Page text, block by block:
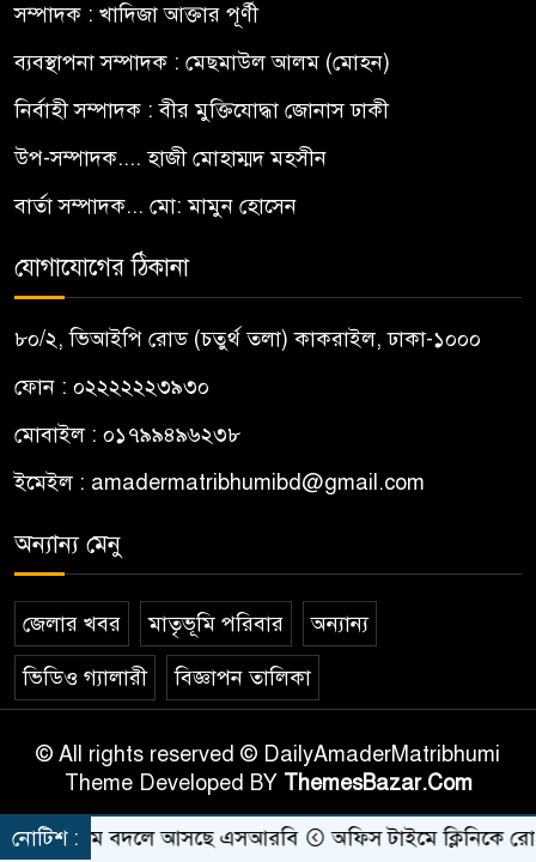
সম্পাদক : খাদিজা আক্তার পূর্ণী
ব্যবস্থাপনা সম্পাদক : মেছমাউল আলম (মোহন)
নির্বাহী সম্পাদক : বীর মুক্তিযোদ্ধা জোনাস ঢাকী
উপ-সম্পাদক.... হাজী মোহাম্মদ মহসীন
বার্তা সম্পাদক... মো: মামুন হোসেন
যোগাযোগের ঠিকানা
৮০/২, ভিআইপি রোড (চতুর্থ তলা) কাকরাইল, ঢাকা-১০০০
ফোন : ০২২২২২২৩৯৩০
মোবাইল : ০১৭৯৯৪৯৬২৩৮
ইমেইল : amadermatribhumibd@gmail.com
অন্যান্য মেনু
জেলার খবর মাতৃভূমি পরিবার অন্যান্য
ভিডিও গ্যালারী বিজ্ঞাপন তালিকা
© All rights reserved © DailyAmaderMatribhumi
Theme Developed BY ThemesBazar.Com
নোটিশ :
নাম বদলে আসছে এসআরবি অফিস টাইমে ক্লিনিকে রোগী